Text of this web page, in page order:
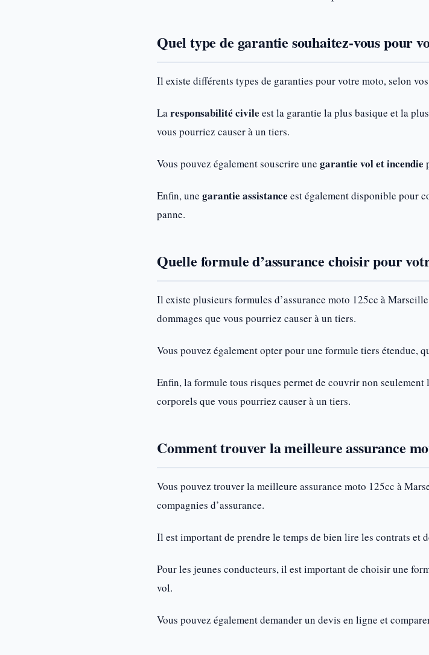
Quel type de garantie souhaitez-vous pour
Il existe différents types de garanties pour votre moto, selon
Laresponsabilité civile est la garantie la plus basique et la
vous pourriez causer à un tiers.
Vous pouvez également souscrire une garantie vol et incendie
Enfin, une garantie assistance est également disponible pour
panne.
Quelle formule d’assurance choisir pour
Il existe plusieurs formules d’assurance moto 125cc à
dommages que vous pourriez causer à un tiers.
Vous pouvez également opter pour une formule tiers étendue,
Enfin, la formule tous risques permet de couvrir non
corporels que vous pourriez causer à un tiers.
Comment trouver la meilleure assurance
Vous pouvez trouver la meilleure assurance moto 125cc à
compagnies d’assurance.
Il est important de prendre le temps de bien lire les contrats et
Pour les jeunes conducteurs, il est important de choisir une
vol.
Vous pouvez également demander un devis en ligne et